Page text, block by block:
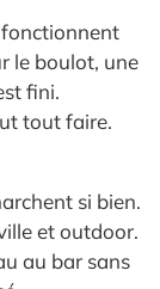
le boulot, une
fini.
tout faire.
si bien.
et outdoor.
au bar sans